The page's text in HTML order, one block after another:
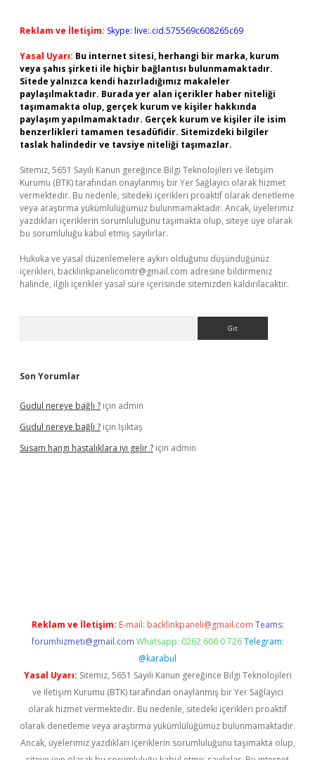
Reklam ve İletişim: Skype: live:.cid.575569c608265c69
Yasal Uyarı: Bu internet sitesi, herhangi bir marka, kurum
veya şahıs şirketi ile hiçbir bağlantısı bulunmamaktadır.
Sitede yalnızca kendi hazırladığımız makaleler
paylaşılmaktadır. Burada yer alan içerikler haber niteliği
taşımamakta olup, gerçek kurum ve kişiler hakkında
paylaşım yapılmamaktadır. Gerçek kurum ve kişiler ile isim
benzerlikleri tamamen tesadüfidir. Sitemizdeki bilgiler
taslak halindedir ve tavsiye niteliği taşımazlar.
Sitemiz, 5651 Sayılı Kanun gereğince Bilgi Teknolojileri ve İletişim
Kurumu (BTK) tarafından onaylanmış bir Yer Sağlayıcı olarak hizmet
vermektedir. Bu nedenle, sitedeki içerikleri proaktif olarak denetleme
veya araştırma yükümlülüğümüz bulunmamaktadır. Ancak, üyelerimiz
yazdıkları içeriklerin sorumluluğunu taşımakta olup, siteye üye olarak
bu sorumluluğu kabul etmiş sayılırlar.
Hukuka ve yasal düzenlemelere aykırı olduğunu düşündüğünüz
içerikleri, backlinkpanelicomtr@gmail.com adresine bildirmeniz
halinde, ilgili içerikler yasal süre içerisinde sitemizden kaldırılacaktır.
Son Yorumlar
Gudul nereye bağlı ? için admin
Gudul nereye bağlı ? için Işıktaş
Susam hangi hastalıklara iyi gelir ? için admin
Reklam ve İletişim: E-mail: backlinkpaneli@gmail.com Teams:
forumhizmeti@gmail.com Whatsapp: 0262 606 0 726 Telegram:
@karabul
Yasal Uyarı: Sitemiz, 5651 Sayılı Kanun gereğince Bilgi Teknolojileri
ve İletişim Kurumu (BTK) tarafından onaylanmış bir Yer Sağlayıcı
olarak hizmet vermektedir. Bu nedenle, sitedeki içerikleri proaktif
olarak denetleme veya araştırma yükümlülüğümüz bulunmamaktadır.
Ancak, üyelerimiz yazdıkları içeriklerin sorumluluğunu taşımakta olup,